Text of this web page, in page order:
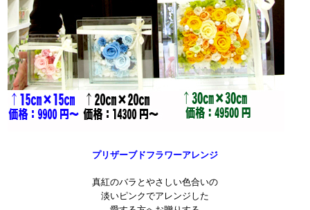
プリザーブドフラワーアレンジ
真紅のバラとやさしい色合いの
淡いピンクでアレンジした